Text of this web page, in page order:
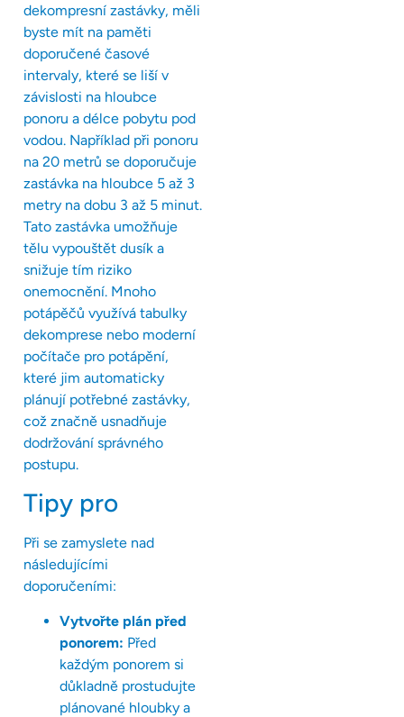
dekompresní zastávky, měli
byste mít na paměti
doporučené časové
intervaly, které se liší v
závislosti na hloubce
ponoru a délce pobytu pod
vodou. Například při ponoru
na 20 metrů se doporučuje
zastávka na hloubce 5 až 3
metry na dobu 3 až 5 minut.
Tato zastávka umožňuje
tělu vypouštět dusík a
snižuje tím riziko
onemocnění. Mnoho
potápěčů využívá tabulky
dekomprese nebo moderní
počítače pro potápění,
které jim automaticky
plánují potřebné zastávky,
což značně usnadňuje
dodržování správného
postupu.
Tipy pro
Při se zamyslete nad
následujícími
doporučeními:
Vytvořte plán před
ponorem: Před
každým ponorem si
důkladně prostudujte
plánované hloubky a